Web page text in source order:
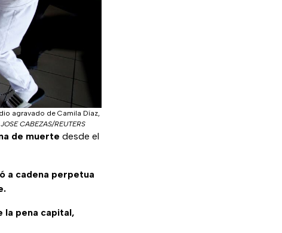
agravado de Camila Díaz,
JOSE CABEZAS/REUTERS
de muerte desde el
a cadena perpetua
la pena capital,